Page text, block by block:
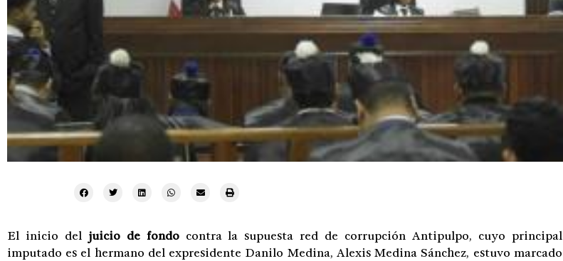
El inicio deljuicio de fondocontra la supuesta red de corrupción Antipulpo, cuyo principal
imputado es el hermano del expresidente Danilo Medina, Alexis Medina Sánchez, estuvo marcado